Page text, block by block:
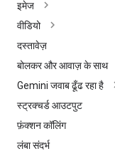
इमेज
वीडियो
दस्तावेज़
बोलकर और आवाज़ के साथ
Gemini जवाब ढूँढ रहा है
स्ट्रक्चर्ड आउटपुट
फ़ंक्शन कॉलिंग
लंबा संदर्भ